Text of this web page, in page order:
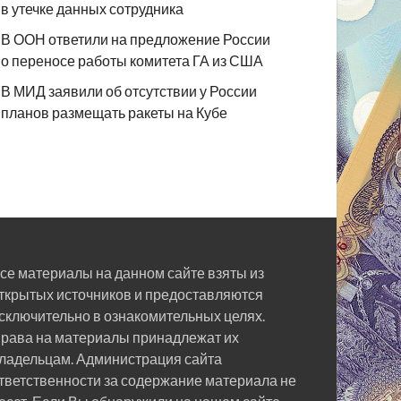
в утечке данных сотрудника
В ООН ответили на предложение России
о переносе работы комитета ГА из США
В МИД заявили об отсутствии у России
планов размещать ракеты на Кубе
материалы на данном сайте взяты из
источников и предоставляются
в ознакомительных целях.
на материалы принадлежат их
Администрация сайта
за содержание материала не